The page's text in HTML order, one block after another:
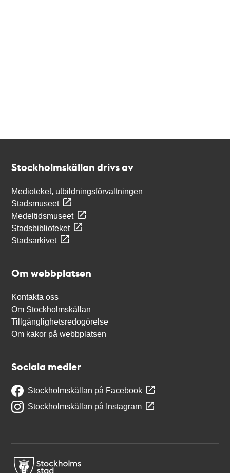
Stockholmskällan drivs av
Medioteket, utbildningsförvaltningen
Stadsmuseet
Medeltidsmuseet
Stadsbiblioteket
Stadsarkivet
Om webbplatsen
Kontakta oss
Om Stockholmskällan
Tillgänglighetsredogörelse
Om kakor på webbplatsen
Sociala medier
Stockholmskällan på Facebook
Stockholmskällan på Instagram